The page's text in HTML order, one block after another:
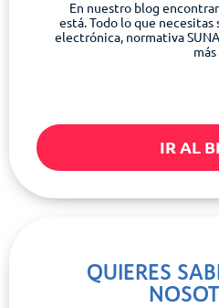
En nuestro blog
está. Todo lo que
electrónica, normativa
más
IR AL
QUIERES